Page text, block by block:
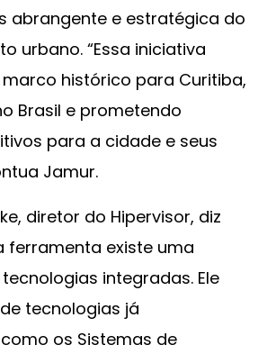
abrangente e estratégica do
urbano. “Essa iniciativa
histórico para Curitiba,
Brasil e prometendo
para a cidade e seus
Jamur.
diretor do Hipervisor, diz
ferramenta existe uma
integradas. Ele
tecnologias já
os Sistemas de